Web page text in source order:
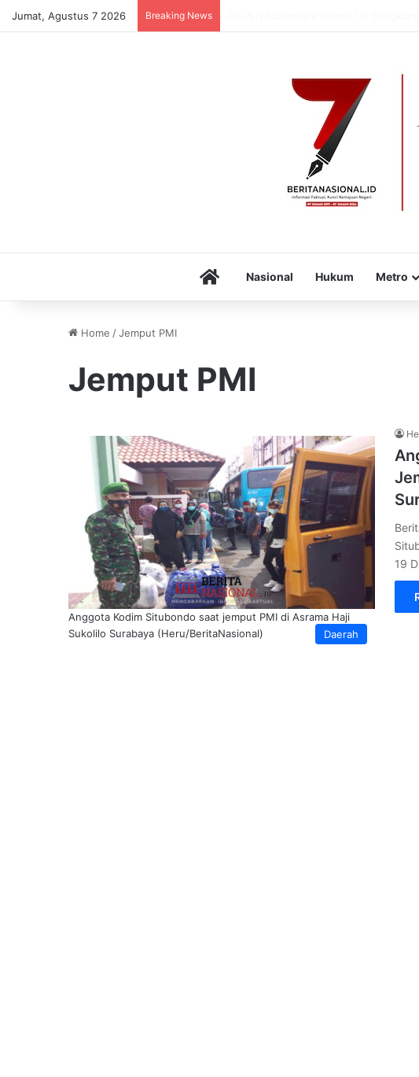
Jumat, Agustus 7 2026 Breaking News
HomeNasional Hukum Metro
Home /Jemput PMI
Jemput PMI
Daerah
Anggota Kodim Situbondo saat jemput PMI di Asrama Haji
Sukolilo Surabaya (Heru/BeritaNasional)
19